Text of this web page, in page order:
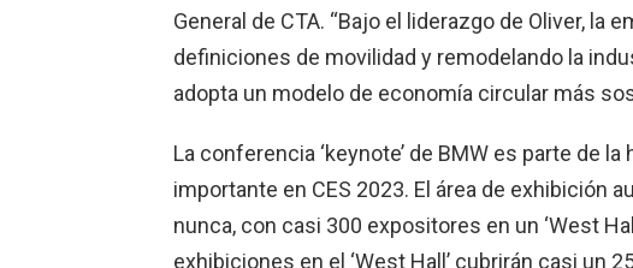
General de CTA. “Bajo el liderazgo de Oliver, la
definiciones de movilidad y remodelando la
adopta un modelo de economía circular más
La conferencia ‘keynote’ de BMW es parte de
importante en CES 2023. El área de exhibición
nunca, con casi 300 expositores en un ‘West
exhibiciones en el ‘West Hall’ cubrirán casi un